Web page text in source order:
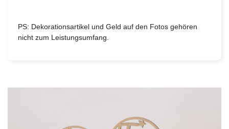
PS: Dekorationsartikel und Geld auf den Fotos gehören
nicht zum Leistungsumfang.